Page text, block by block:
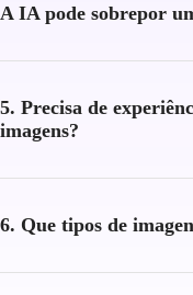
A IA pode sobrepor
5. Precisa de
imagens?
6. Que tipos de